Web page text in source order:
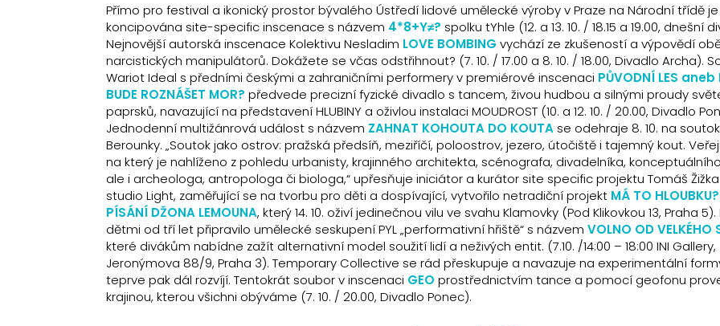
Přímo pro festival a ikonický prostor bývalého Ústředí lidové umělecké výroby v Praze na Národní třídě je
koncipována site-specific inscenace s názvem 4*8+Y≠? spolku tYhle (12. a 13. 10. / 18.15 a 19.00, dnešní
Nejnovější autorská inscenace Kolektivu Nesladim LOVE BOMBING vychází ze zkušeností a výpovědí
narcistických manipulátorů. Dokážete se včas odstřihnout? (7. 10. / 17.00 a 8. 10. / 18.00, Divadlo Archa).
Wariot Ideal s předními českými a zahraničními performery v premiérové inscenaci PŮVODNÍ LES aneb
BUDE ROZNÁŠET MOR? předvede precizní fyzické divadlo s tancem, živou hudbou a silnými proudy
paprsků, navazující na představení HLUBINY a oživlou instalaci MOUDROST (10. a 12. 10. / 20.00, Divadlo
Jednodenní multižánrová událost s názvem ZAHNAT KOHOUTA DO KOUTA se odehraje 8. 10. na
Berounky. „Soutok jako ostrov: pražská předsíň, meziříčí, poloostrov, jezero, útočiště i tajemný kout.
na který je nahlíženo z pohledu urbanisty, krajinného architekta, scénografa, divadelníka,
ale i archeologa, antropologa či biologa,“ upřesňuje iniciátor a kurátor site specific projektu Tomáš
studio Light, zaměřující se na tvorbu pro děti a dospívající, vytvořilo netradiční projekt MÁ TO
PÍSÁNÍ DŽONA LEMOUNA, který 14. 10. oživí jedinečnou vilu ve svahu Klamovky (Pod Klikovkou 13, Praha
dětmi od tří let připravilo umělecké seskupení PYL „performativní hřiště“ s názvem VOLNO OD VELKÉHO
které divákům nabídne zažít alternativní model soužití lidí a neživých entit. (7.10. /14:00 – 18:00 INI Gallery,
Jeronýmova 88/9, Praha 3). Temporary Collective se rád přeskupuje a navazuje na experimentální
teprve pak dál rozvíjí. Tentokrát soubor v inscenaci GEO prostřednictvím tance a pomocí geofonu
krajinou, kterou všichni obýváme (7. 10. / 20.00, Divadlo Ponec).